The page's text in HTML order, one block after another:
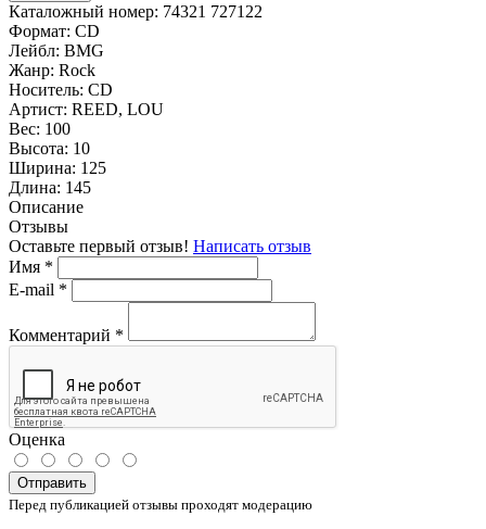
Каталожный номер: 74321 727122
Формат: CD
Лейбл: BMG
Жанр: Rock
Носитель: CD
Артист: REED, LOU
Вес: 100
Высота: 10
Ширина: 125
Длина: 145
Описание
Отзывы
Оставьте первый отзыв! Написать отзыв
Имя *
E-mail *
Комментарий *
Оценка
Отправить
Перед публикацией отзывы проходят модерацию